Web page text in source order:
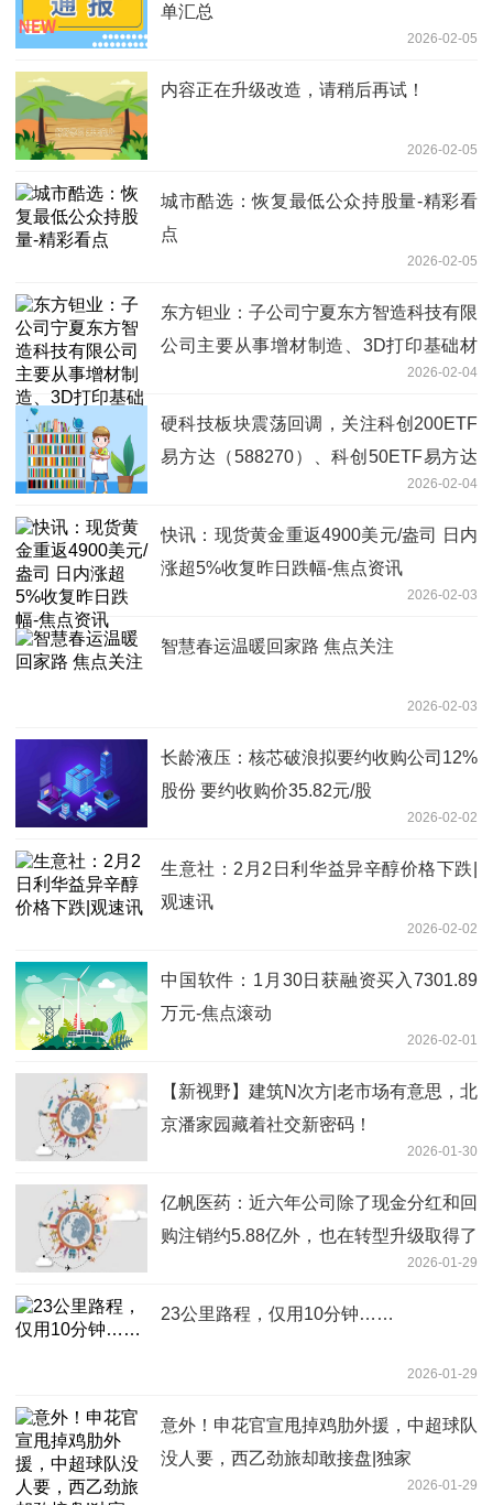
单汇总
2026-02-05
内容正在升级改造，请稍后再试！
2026-02-05
城市酷选：恢复最低公众持股量-精彩看
点
2026-02-05
东方钽业：子公司宁夏东方智造科技有限
公司主要从事增材制造、3D打印基础材
2026-02-04
硬科技板块震荡回调，关注科创200ETF
易方达（588270）、科创50ETF易方达
2026-02-04
快讯：现货黄金重返4900美元/盎司 日内
涨超5%收复昨日跌幅-焦点资讯
2026-02-03
智慧春运温暖回家路 焦点关注
2026-02-03
长龄液压：核芯破浪拟要约收购公司12%
股份 要约收购价35.82元/股
2026-02-02
生意社：2月2日利华益异辛醇价格下跌|
观速讯
2026-02-02
中国软件：1月30日获融资买入7301.89
万元-焦点滚动
2026-02-01
【新视野】建筑N次方|老市场有意思，北
京潘家园藏着社交新密码！
2026-01-30
亿帆医药：近六年公司除了现金分红和回
购注销约5.88亿外，也在转型升级取得了
2026-01-29
23公里路程，仅用10分钟……
2026-01-29
意外！申花官宣甩掉鸡肋外援，中超球队
没人要，西乙劲旅却敢接盘|独家
2026-01-29